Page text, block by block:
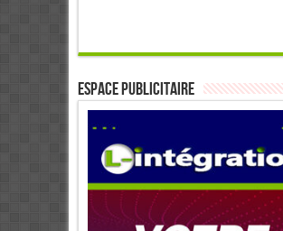
ESPACE PUBLICITAIRE